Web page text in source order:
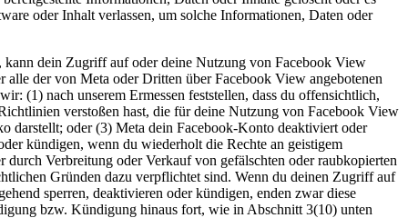
oder Inhalt verlassen, um solche Informationen, Daten oder
dein Zugriff auf oder deine Nutzung von Facebook View
der von Meta oder Dritten über Facebook View angebotenen
(1) nach unserem Ermessen feststellen, dass du offensichtlich,
verstoßen hast, die für deine Nutzung von Facebook View
darstellt; oder (3) Meta dein Facebook-Konto deaktiviert oder
kündigen, wenn du wiederholt die Rechte an geistigem
Verbreitung oder Verkauf von gefälschten oder raubkopierten
Gründen dazu verpflichtet sind. Wenn du deinen Zugriff auf
sperren, deaktivieren oder kündigen, enden zwar diese
bzw. Kündigung hinaus fort, wie in Abschnitt 3(10) unten